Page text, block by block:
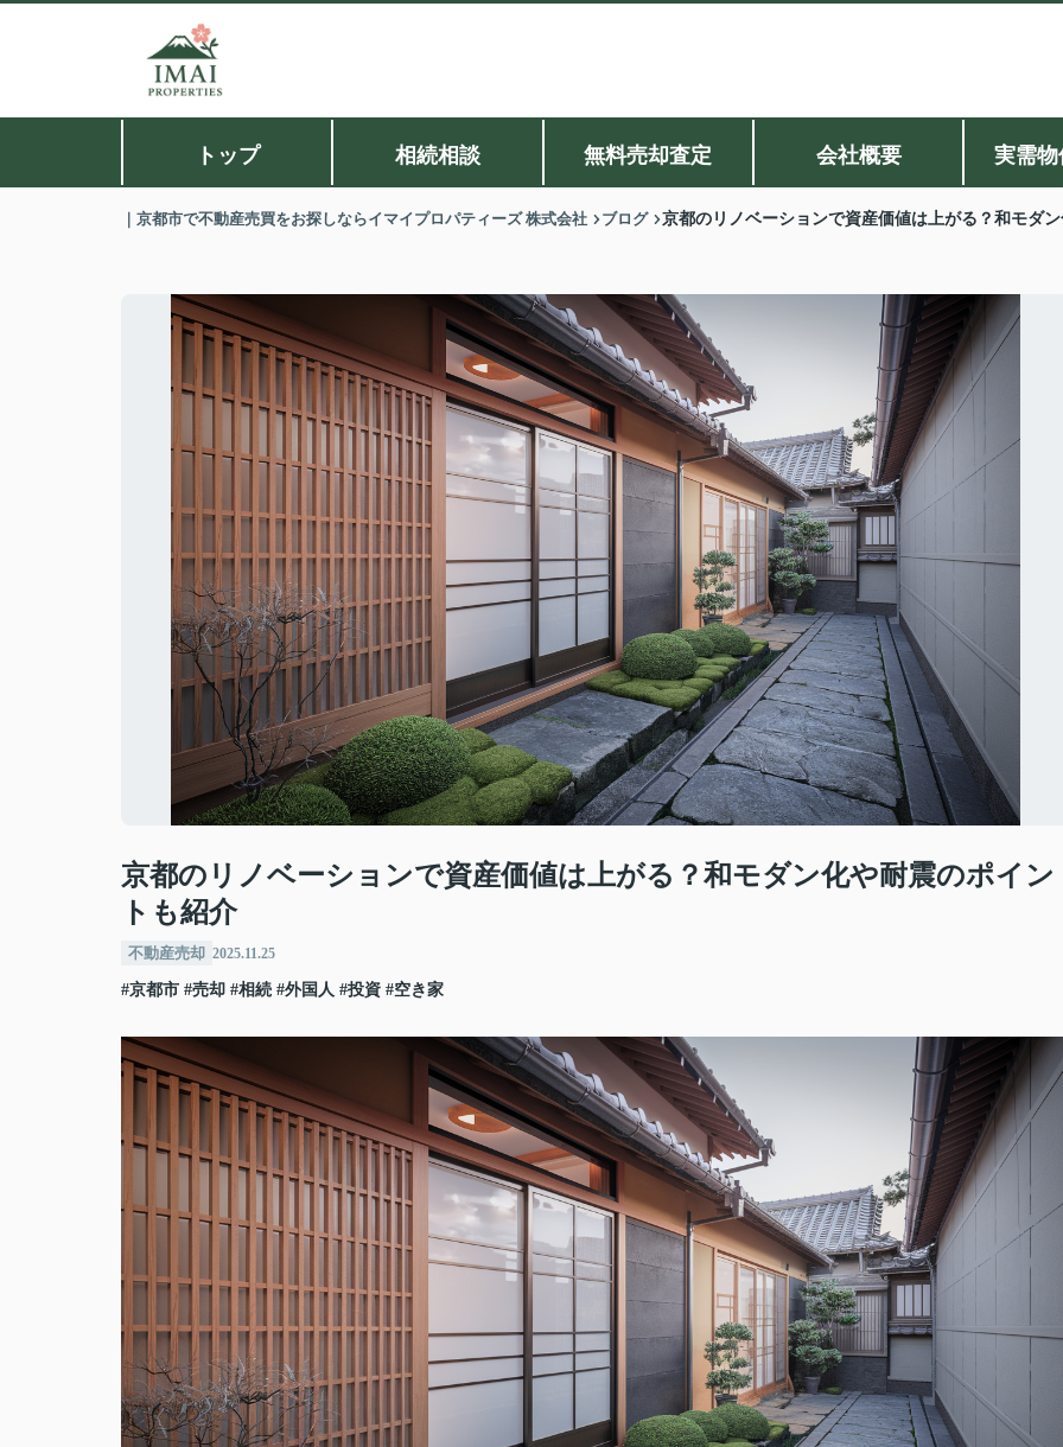
トップ 相続相談 無料売却査定 会社概要 実需
｜京都市で不動産売買をお探しならイマイプロパティーズ 株式会社 ブログ 京都のリノベーションで資産価値は上がる？和モダ
京都のリノベーションで資産価値は上がる？和モダン化や耐震のポイン
トも紹介
不動産売却 2025.11.25
#京都市 #売却 #相続 #外国人 #投資 #空き家